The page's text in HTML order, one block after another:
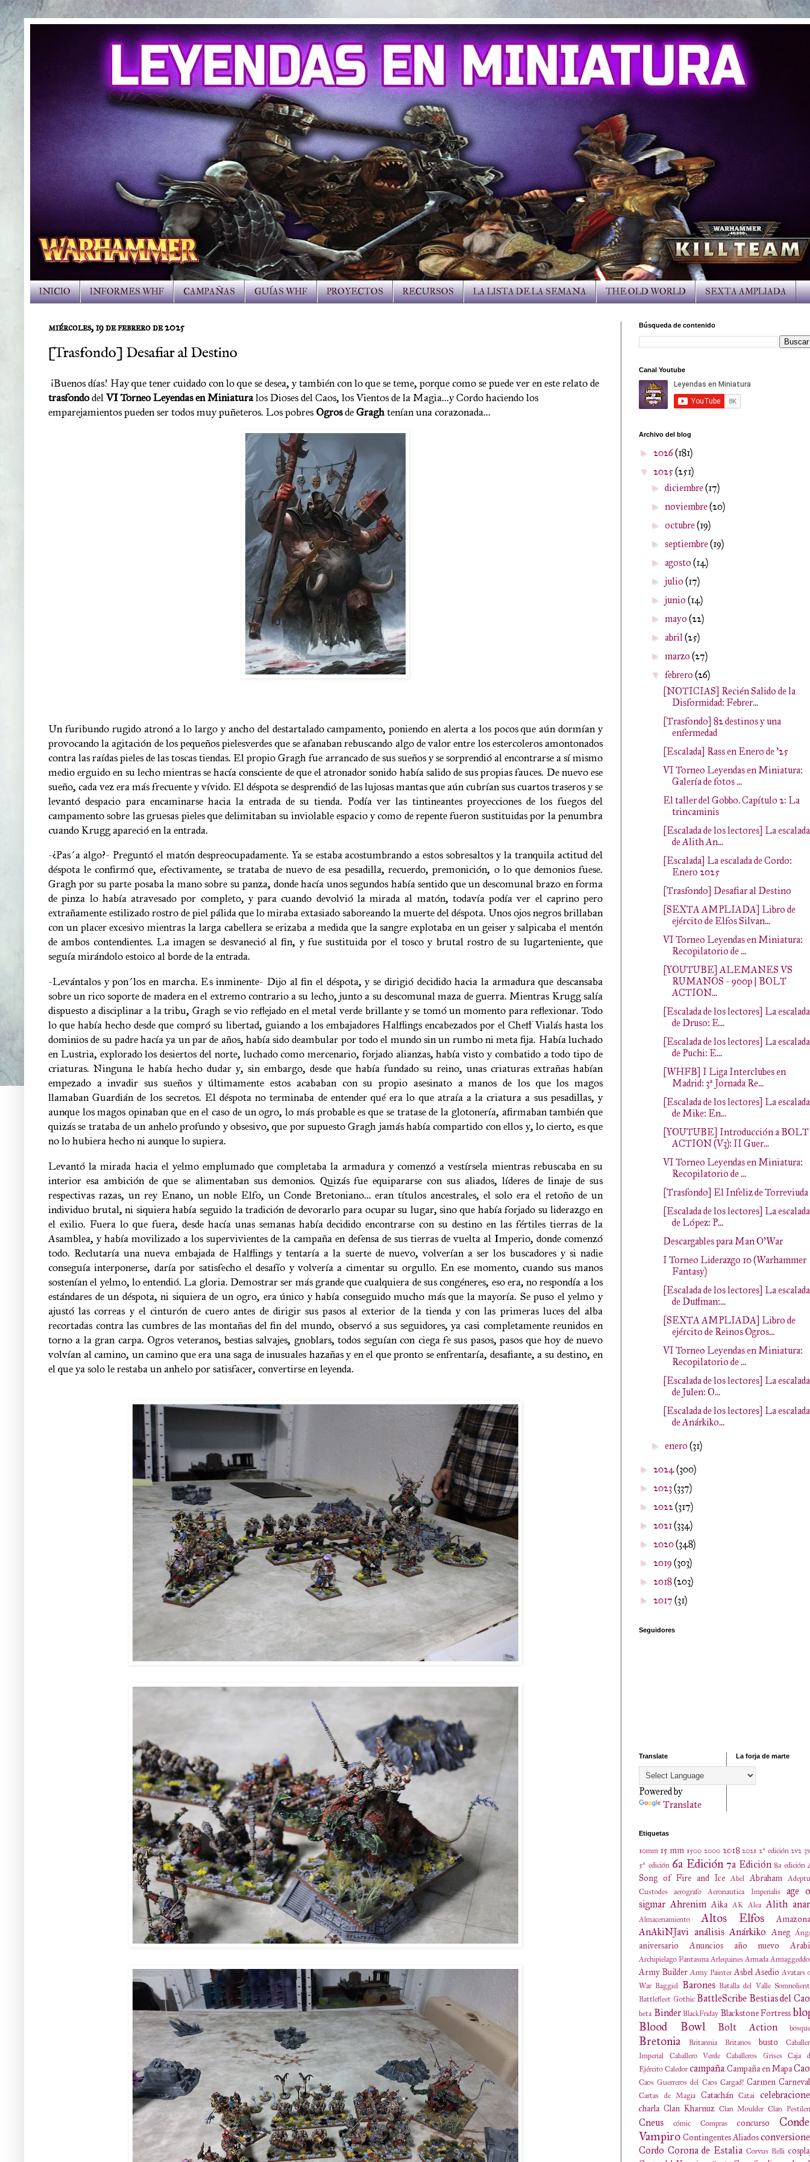
INICIO INFORMES WHF CAMPAÑAS GUÍAS WHF PROYECTOS RECURSOS LA LISTA DE LA SEMANA THE OLD WORLD SEXTA AMPLIADA
miércoles, 19 de febrero de 2025
[Trasfondo] Desafiar al Destino
¡Buenos días! Hay que tener cuidado con lo que se desea, y también con lo que se teme, porque como se puede ver en este relato de
trasfondodelVI Torneo Leyendas en Miniaturalos Dioses del Caos, los Vientos de la Magia...y Cordo haciendo los
emparejamientos pueden ser todos muy puñeteros. Los pobres OgrosdeGraghtenían una corazonada...
Un furibundo rugido atronó a lo largo y ancho del destartalado campamento, poniendo en alerta a los pocos que aún dormían y
provocando la agitación de los pequeños pielesverdes que se afanaban rebuscando algo de valor entre los estercoleros amontonados
contra las raídas pieles de las toscas tiendas. El propio Gragh fue arrancado de sus sueños y se sorprendió al encontrarse a sí mismo
medio erguido en su lecho mientras se hacía consciente de que el atronador sonido había salido de sus propias fauces. De nuevo ese
sueño, cada vez era más frecuente y vívido. El déspota se desprendió de las lujosas mantas que aún cubrían sus cuartos traseros y se
levantó despacio para encaminarse hacia la entrada de su tienda. Podía ver las tintineantes proyecciones de los fuegos del
campamento sobre las gruesas pieles que delimitaban su inviolable espacio y como de repente fueron sustituidas por la penumbra
cuando Krugg apareció en la entrada.
-¿Pas´a algo?- Preguntó el matón despreocupadamente. Ya se estaba acostumbrando a estos sobresaltos y la tranquila actitud del
déspota le confirmó que, efectivamente, se trataba de nuevo de esa pesadilla, recuerdo, premonición, o lo que demonios fuese.
Gragh por su parte posaba la mano sobre su panza, donde hacía unos segundos había sentido que un descomunal brazo en forma
de pinza lo había atravesado por completo, y para cuando devolvió la mirada al matón, todavía podía ver el caprino pero
extrañamente estilizado rostro de piel pálida que lo miraba extasiado saboreando la muerte del déspota. Unos ojos negros brillaban
con un placer excesivo mientras la larga cabellera se erizaba a medida que la sangre explotaba en un geiser y salpicaba el mentón
de ambos contendientes. La imagen se desvaneció al fin, y fue sustituida por el tosco y brutal rostro de su lugarteniente, que
seguía mirándolo estoico al borde de la entrada.
-Levántalos y pon´los en marcha. Es inminente- Dijo al fin el déspota, y se dirigió decidido hacia la armadura que descansaba
sobre un rico soporte de madera en el extremo contrario a su lecho, junto a su descomunal maza de guerra. Mientras Krugg salía
dispuesto a disciplinar a la tribu, Gragh se vio reflejado en el metal verde brillante y se tomó un momento para reflexionar. Todo
lo que había hecho desde que compró su libertad, guiando a los embajadores Halflings encabezados por el Cheff Vialás hasta los
dominios de su padre hacía ya un par de años, había sido deambular por todo el mundo sin un rumbo ni meta fija. Había luchado
en Lustria, explorado los desiertos del norte, luchado como mercenario, forjado alianzas, había visto y combatido a todo tipo de
criaturas. Ninguna le había hecho dudar y, sin embargo, desde que había fundado su reino, unas criaturas extrañas habían
empezado a invadir sus sueños y últimamente estos acababan con su propio asesinato a manos de los que los magos
llamaban Guardián de los secretos. El déspota no terminaba de entender qué era lo que atraía a la criatura a sus pesadillas, y
aunque los magos opinaban que en el caso de un ogro, lo más probable es que se tratase de la glotonería, afirmaban también que
quizás se trataba de un anhelo profundo y obsesivo, que por supuesto Gragh jamás había compartido con ellos y, lo cierto, es que
no lo hubiera hecho ni aunque lo supiera.
Levantó la mirada hacia el yelmo emplumado que completaba la armadura y comenzó a vestírsela mientras rebuscaba en su
interior esa ambición de que se alimentaban sus demonios. Quizás fue equipararse con sus aliados, líderes de linaje de sus
respectivas razas, un rey Enano, un noble Elfo, un Conde Bretoniano… eran títulos ancestrales, el solo era el retoño de un
individuo brutal, ni siquiera había seguido la tradición de devorarlo para ocupar su lugar, sino que había forjado su liderazgo en
el exilio. Fuera lo que fuera, desde hacía unas semanas había decidido encontrarse con su destino en las fértiles tierras de la
Asamblea, y había movilizado a los supervivientes de la campaña en defensa de sus tierras de vuelta al Imperio, donde comenzó
todo. Reclutaría una nueva embajada de Halflings y tentaría a la suerte de nuevo, volverían a ser los buscadores y si nadie
conseguía interponerse, daría por satisfecho el desafío y volvería a cimentar su orgullo. En ese momento, cuando sus manos
sostenían el yelmo, lo entendió. La gloria. Demostrar ser más grande que cualquiera de sus congéneres, eso era, no respondía a los
estándares de un déspota, ni siquiera de un ogro, era único y había conseguido mucho más que la mayoría. Se puso el yelmo y
ajustó las correas y el cinturón de cuero antes de dirigir sus pasos al exterior de la tienda y con las primeras luces del alba
recortadas contra las cumbres de las montañas del fin del mundo, observó a sus seguidores, ya casi completamente reunidos en
torno a la gran carpa. Ogros veteranos, bestias salvajes, gnoblars, todos seguían con ciega fe sus pasos, pasos que hoy de nuevo
volvían al camino, un camino que era una saga de inusuales hazañas y en el que pronto se enfrentaría, desafiante, a su destino, en
el que ya solo le restaba un anhelo por satisfacer, convertirse en leyenda.
Búsqueda de contenido
Canal Youtube
Archivo del blog
► 2026(181)
▼ 2025(251)
►diciembre(17)
►noviembre(20)
►octubre(19)
►septiembre(19)
► agosto(14)
►julio(17)
►junio(14)
► mayo(22)
► abril(25)
► marzo(27)
▼febrero(26)
[NOTICIAS] Recién Salido de la
Disformidad: Febrer...
[Trasfondo] 82 destinos y una
enfermedad
[Escalada] Rass en Enero de '25
VI Torneo Leyendas en Miniatura:
Galería de fotos ...
El taller del Gobbo. Capítulo 2: La
trincaminis
[Escalada de los lectores] La escalada
de Alith An...
[Escalada] La escalada de Cordo:
Enero 2025
[Trasfondo] Desafiar al Destino
[SEXTA AMPLIADA] Libro de
ejército de Elfos Silvan...
VI Torneo Leyendas en Miniatura:
Recopilatorio de ...
[YOUTUBE] ALEMANES VS
RUMANOS - 900p | BOLT
ACTION...
[Escalada de los lectores] La escalada
de Druso: E...
[Escalada de los lectores] La escalada
de Puchi: E...
[WHFB] I Liga Interclubes en
Madrid: 3ª Jornada Re...
[Escalada de los lectores] La escalada
de Mike: En...
[YOUTUBE] Introducción a BOLT
ACTION (V3): II Guer...
VI Torneo Leyendas en Miniatura:
Recopilatorio de ...
[Trasfondo] El Infeliz de Torreviuda
[Escalada de los lectores] La escalada
de López: P...
Descargables para Man O'War
I Torneo Liderazgo 10 (Warhammer
Fantasy)
[Escalada de los lectores] La escalada
de Duffman:...
[SEXTA AMPLIADA] Libro de
ejército de Reinos Ogros...
VI Torneo Leyendas en Miniatura:
Recopilatorio de ...
[Escalada de los lectores] La escalada
de Julen: O...
[Escalada de los lectores] La escalada
de Anárkiko...
►enero(31)
► 2024(300)
► 2023(337)
► 2022(317)
► 2021(334)
► 2020(348)
► 2019 (303)
► 2018(203)
► 2017 (31)
Seguidores
Translate
Powered by
Translate
La forja de marte
Etiquetas
10mm 15 mm 1500 2000 2018 2021 2ª edición 2v2
5ª edición 6a Edición 7a Edición 8a edición
Song of Fire and Ice Abel Abraham
Custodes
aerografo Aeronautica Imperialis
age
sigmar Ahrenim Aika AK Alea Alith
Almacenamiento Altos Elfos
AnAkiNJavi análisis Anárkiko Aneg
aniversario Anuncios año nuevo
Archipielago FantasmaArlequinesArmada
Army Builder Army Painter Asbel Asedio Avatars
War Baggiel Barones Batalla del Valle
Battlefleet Gothic BattleScribe Bestias del
beta Binder BlackFriday Blackstone Fortress
Blood Bowl
Bolt Action
Bretonia Britannia Britanos busto
Imperial
Caballero Verde Caballeros Grises
Caja
EjércitoCaledor campaña Campaña en Mapa
Caos Guerreros del Caos Cargad! Carmen
Cartas de Magia Catachán Catai
charla Clan Kharnuz Clan Moulder Clan
Cneus cómic Compras concurso
Vampiro Contingentes Aliados
Cordo Corona de Estalia Corvus Belli